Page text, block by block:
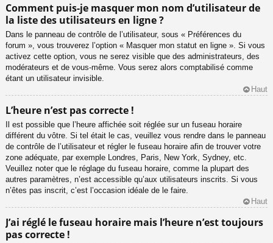
Comment puis-je masquer mon nom d’utilisateur de
la liste des utilisateurs en ligne ?
Dans le panneau de contrôle de l’utilisateur, sous « Préférences du
forum », vous trouverez l’option « Masquer mon statut en ligne ». Si vous
activez cette option, vous ne serez visible que des administrateurs, des
modérateurs et de vous-même. Vous serez alors comptabilisé comme
étant un utilisateur invisible.
Haut
L’heure n’est pas correcte !
Il est possible que l’heure affichée soit réglée sur un fuseau horaire
différent du vôtre. Si tel était le cas, veuillez vous rendre dans le panneau
de contrôle de l’utilisateur et régler le fuseau horaire afin de trouver votre
zone adéquate, par exemple Londres, Paris, New York, Sydney, etc.
Veuillez noter que le réglage du fuseau horaire, comme la plupart des
autres paramètres, n’est accessible qu’aux utilisateurs inscrits. Si vous
n’êtes pas inscrit, c’est l’occasion idéale de le faire.
Haut
J’ai réglé le fuseau horaire mais l’heure n’est toujours
pas correcte !